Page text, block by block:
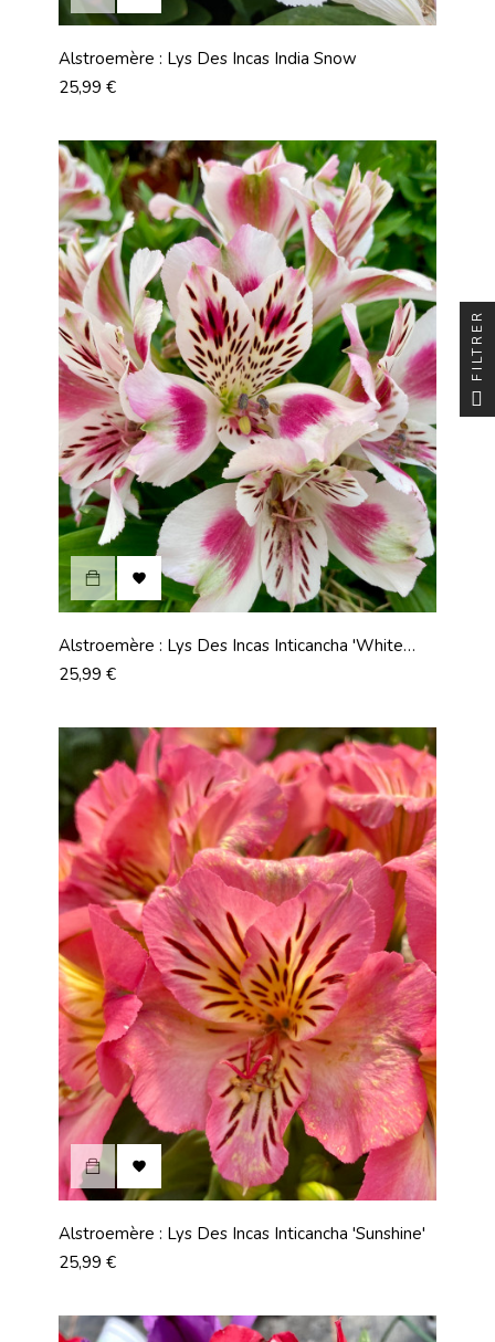
Alstroemère : Lys Des Incas India Snow
Prix
25,99 €

Alstroemère : Lys Des Incas Inticancha 'White
Pink Heart'
Prix
25,99 €

Alstroemère : Lys Des Incas Inticancha 'Sunshine'
Prix
25,99 €
FILTRER